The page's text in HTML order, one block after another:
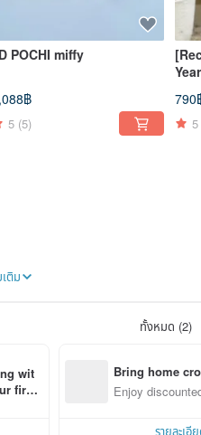
POCHI miffy
฿
5 (5)
790
5
กระเป๋าใส่เหรียญทรงกลมทำจากซิลิ
ระจำวันที่เต็มไปด้วยสีสัน ใช้งานได้จริง และ
ติม
ทั้งหมด (2)
wit
first
Bring home
n with ease
Enjoy
รายละเอี